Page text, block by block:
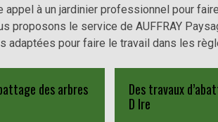
appel à un jardinier professionnel pour
proposons le service de AUFFRAY
adaptées pour faire le travail dans les
des arbres
Des travaux
D Ire